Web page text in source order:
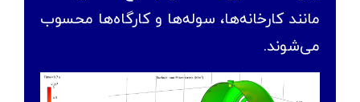
مانند کارخانه‌ها، سوله‌ها و کارگاه‌ها محسوب
می‌شوند.